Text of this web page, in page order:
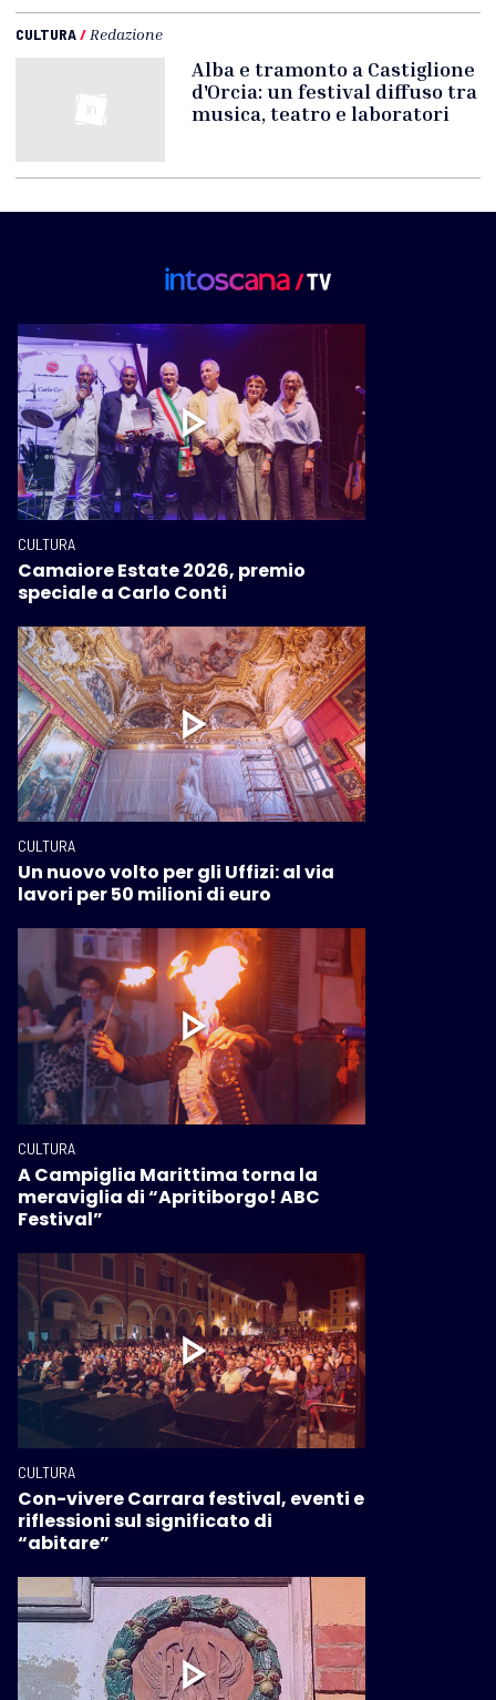
CULTURA/ Redazione
Alba e tramonto a Castiglione
d'Orcia: un festival diffuso tra
musica, teatro e laboratori
CULTURA
Camaiore Estate 2026, premio
speciale a Carlo Conti
CULTURA
Un nuovo volto per gli Uffizi: al via
lavori per 50 milioni di euro
CULTURA
A Campiglia Marittima torna la
meraviglia di “Apritiborgo! ABC
Festival”
CULTURA
Con-vivere Carrara festival, eventi e
riflessioni sul significato di
“abitare”